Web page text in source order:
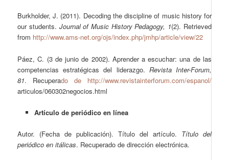
Burkholder, J. (2011). Decoding the discipline of music history for
our students. Journal of Music History Pedagogy, 1(2). Retrieved
from http://www.ams-net.org/ojs/index.php/jmhp/article/view/22
Páez, C. (3 de junio de 2002). Aprender a escuchar: una de las
competencias estratégicas del liderazgo. Revista Inter-Forum,
81. Recuperado de http://www.revistainterforum.com/espanol/
articulos/060302negocios.html
Artículo de periódico en línea
Autor. (Fecha de publicación). Título del artículo. Título del
periódico en itálicas. Recuperado de dirección electrónica.